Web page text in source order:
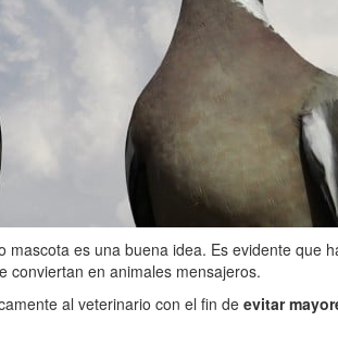
es una buena idea. Es evidente que
conviertan en animales mensajeros.
al veterinario con el fin de evitar